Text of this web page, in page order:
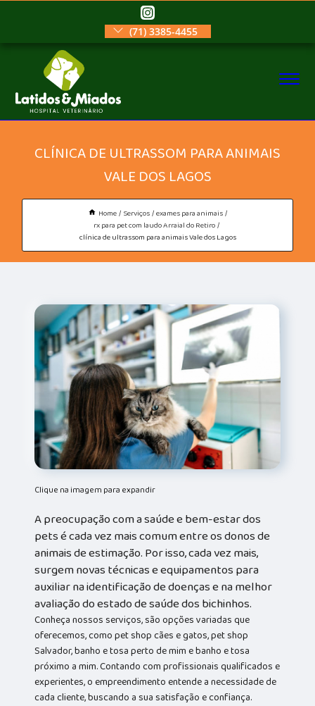
(71) 3385-4455
CLÍNICA DE ULTRASSOM PARA ANIMAIS
VALE DOS LAGOS
Home Serviços exames para animais
rx para pet com laudo Arraial do Retiro
clínica de ultrassom para animais Vale dos Lagos
Clique na imagem para expandir
A preocupação com a saúde e bem-estar dos
pets é cada vez mais comum entre os donos de
animais de estimação. Por isso, cada vez mais,
surgem novas técnicas e equipamentos para
auxiliar na identificação de doenças e na melhor
avaliação do estado de saúde dos bichinhos.
Conheça nossos serviços, são opções variadas que
oferecemos, como pet shop cães e gatos, pet shop
Salvador, banho e tosa perto de mim e banho e tosa
próximo a mim. Contando com profissionais qualificados e
experientes, o empreendimento entende a necessidade de
cada cliente, buscando a sua satisfação e confiança.